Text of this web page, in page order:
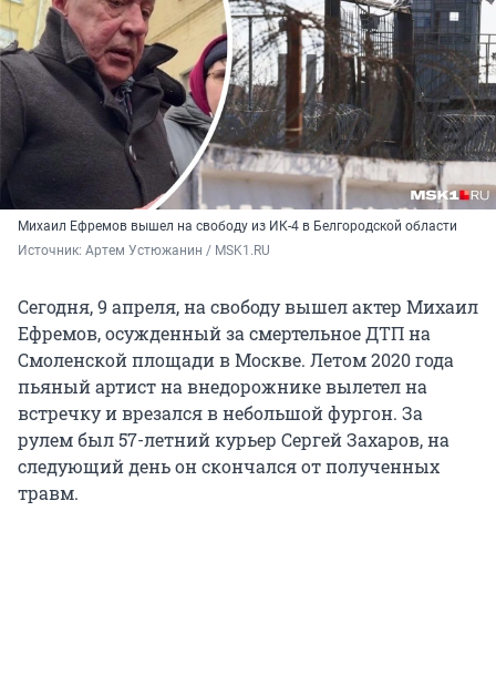
Михаил Ефремов вышел на свободу из ИК-4 в Белгородской области
Источник: Артем Устюжанин / MSK1.RU
Сегодня, 9 апреля, на свободу вышел актер Михаил
Ефремов, осужденный за смертельное ДТП на
Смоленской площади в Москве. Летом 2020 года
пьяный артист на внедорожнике вылетел на
встречку и врезался в небольшой фургон. За
рулем был 57-летний курьер Сергей Захаров, на
следующий день он скончался от полученных
травм.